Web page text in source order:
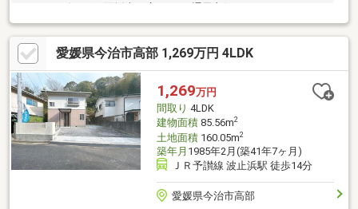
ン、パントリーあり□バルコニー、物干しスペースあり□ウォーク
インクローゼットあり□お手洗い2箇所あり◆ホームセンターまで
徒歩約5分◆スーパーまで徒歩約7分◆波止浜駅まで徒歩約9分◆
コンビニまで徒歩約10分(車で約2分)◆ドラッグストアまで車で約
3分◆内科医院まで車で約5分緑豊かな自然と街が調和したエリア
です。お気軽にお問い合わせください♪
愛媛県今治市高部 1,269万円 4LDK
1,269万円
間取り 4LDK
建物面積85.56m2
土地面積160.05m2
築年月 1985年2月(築41年7ヶ月)
ＪＲ予讃線 波止浜駅 徒歩14分
愛媛県今治市高部